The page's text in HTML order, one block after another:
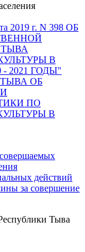
2019 г. N 398 ОБ
В
2021 ГОДЫ"
ОБ
ПО
В
действий
за совершение
Тыва